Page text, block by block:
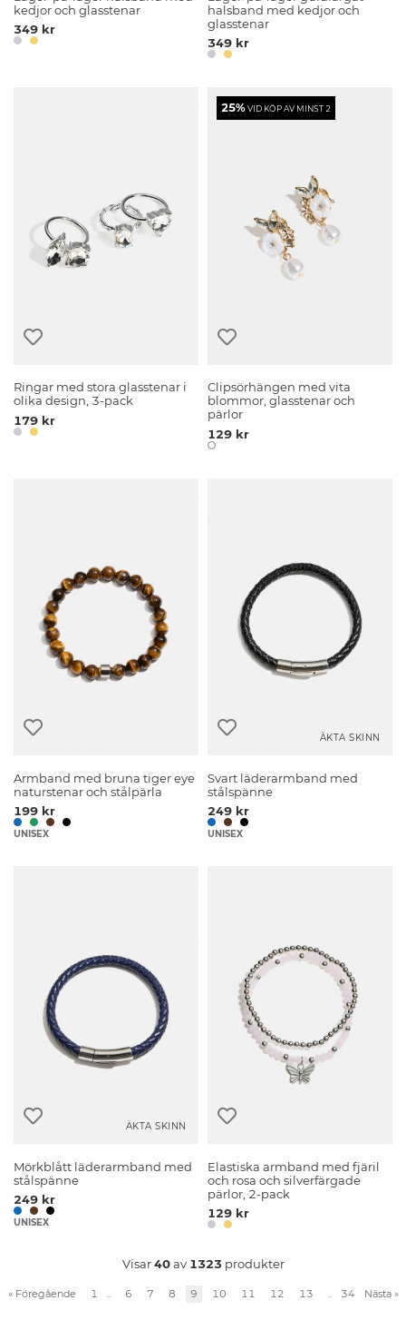
kedjor och glasstenar
349 kr
halsband med kedjor och
glasstenar
349 kr
Ringar med stora glasstenar i
olika design, 3-pack
179 kr
25%VID KÖP AV MINST 2
Clipsörhängen med vita
blommor, glasstenar och
pärlor
129 kr
Armband med bruna tiger eye
naturstenar och stålpärla
199 kr
UNISEX
ÄKTA SKINN
Svart läderarmband med
stålspänne
249 kr
UNISEX
ÄKTA SKINN
Mörkblått läderarmband med
stålspänne
249 kr
UNISEX
Elastiska armband med fjäril
och rosa och silverfärgade
pärlor, 2-pack
129 kr
Visar40av 1323produkter
« Föregående 1 .. 6 7 8 9 10 11 12 13 .. 34 Nästa »